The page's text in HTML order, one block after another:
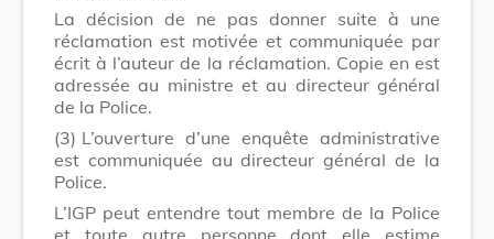
La décision de ne pas donner suite à une
réclamation est motivée et communiquée par
écrit à l’auteur de la réclamation. Copie en est
adressée au ministre et au directeur général
de la Police.
(3) L’ouverture d’une enquête administrative
est communiquée au directeur général de la
Police.
L’IGP peut entendre tout membre de la Police
et toute autre personne dont elle estime